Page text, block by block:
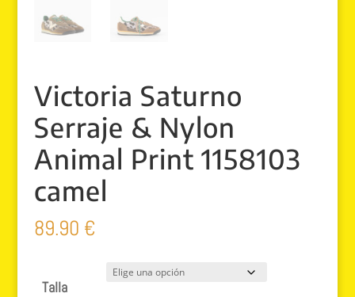
Victoria Saturno
Serraje & Nylon
Animal Print 1158103
camel
89.90 €
Talla